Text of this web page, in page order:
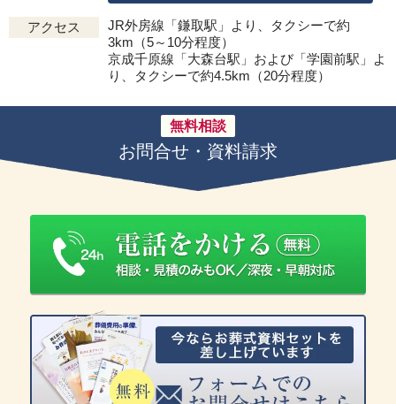
アクセス
JR外房線「鎌取駅」より、タクシーで約
3km（5～10分程度）
京成千原線「大森台駅」および「学園前駅」よ
り、タクシーで約4.5km（20分程度）
無料相談
お問合せ・資料請求